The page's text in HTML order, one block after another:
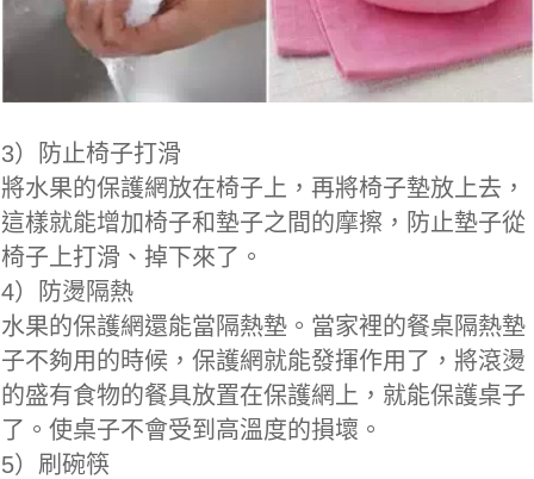
3）防止椅子打滑
將水果的保護網放在椅子上，再將椅子墊放上去，
這樣就能增加椅子和墊子之間的摩擦，防止墊子從
椅子上打滑、掉下來了。
4）防燙隔熱
水果的保護網還能當隔熱墊。當家裡的餐桌隔熱墊
子不夠用的時候，保護網就能發揮作用了，將滾燙
的盛有食物的餐具放置在保護網上，就能保護桌子
了。使桌子不會受到高溫度的損壞。
5）刷碗筷